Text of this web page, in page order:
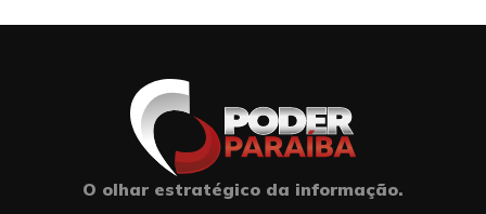
O olhar estratégico da informação.